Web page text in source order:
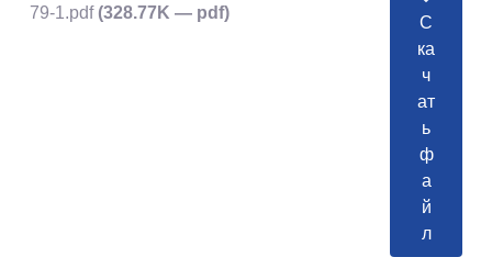
79-1.pdf (328.77K — pdf)
С
ка
ч
ат
ь
ф
а
й
л